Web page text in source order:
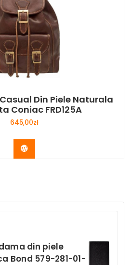
Din Piele Naturala
Coniac FRD125A
645,00zł
Buy Now
din piele
Bond 579-281-01-